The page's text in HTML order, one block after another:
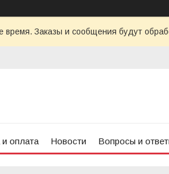
время. Заказы и сообщения будут
и оплата Новости Вопросы и